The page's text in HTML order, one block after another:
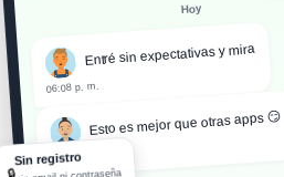
Hoy
Entré sin expectativas y mira
06:08 p. m.
Esto es mejor que otras apps 😏
06:08 p. m.
Sin registro